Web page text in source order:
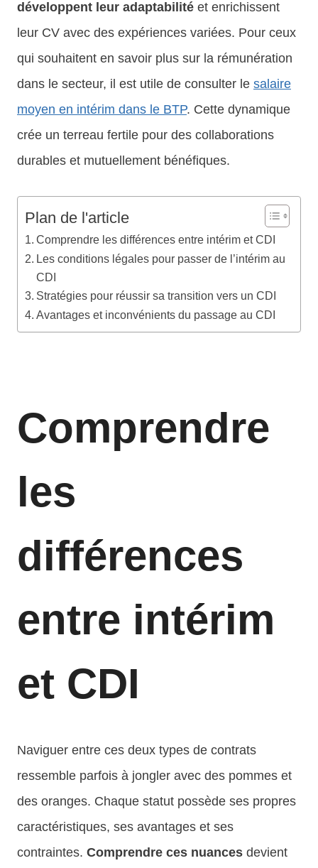
développent leur adaptabilité et enrichissent
leur CV avec des expériences variées. Pour ceux
qui souhaitent en savoir plus sur la rémunération
dans le secteur, il est utile de consulter le salaire
moyen en intérim dans le BTP. Cette dynamique
crée un terreau fertile pour des collaborations
durables et mutuellement bénéfiques.
Plan de l'article
Comprendre les différences entre intérim et CDI
Les conditions légales pour passer de l’intérim au
CDI
Stratégies pour réussir sa transition vers un CDI
Avantages et inconvénients du passage au CDI
Comprendre
les
différences
entre intérim
et CDI
Naviguer entre ces deux types de contrats
ressemble parfois à jongler avec des pommes et
des oranges. Chaque statut possède ses propres
caractéristiques, ses avantages et ses
contraintes. Comprendre ces nuances devient